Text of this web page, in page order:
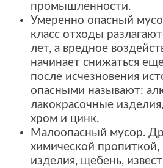
промышленности.
Умеренно опасный
класс отходы
лет, а вредное
начинает снижаться
после исчезновения
опасными называют:
лакокрасочные
хром и цинк.
Малоопасный мусор.
химической
изделия, щебень,